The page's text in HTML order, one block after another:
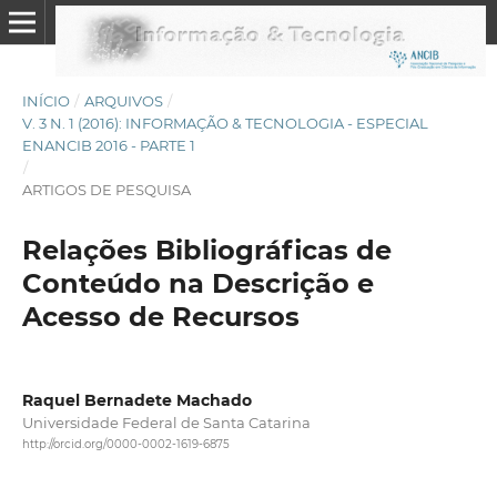
INÍCIO / ARQUIVOS /
V. 3 N. 1 (2016): INFORMAÇÃO & TECNOLOGIA - ESPECIAL
ENANCIB 2016 - PARTE 1
/
ARTIGOS DE PESQUISA
Relações Bibliográficas de
Conteúdo na Descrição e
Acesso de Recursos
Raquel Bernadete Machado
Universidade Federal de Santa Catarina
http://orcid.org/0000-0002-1619-6875